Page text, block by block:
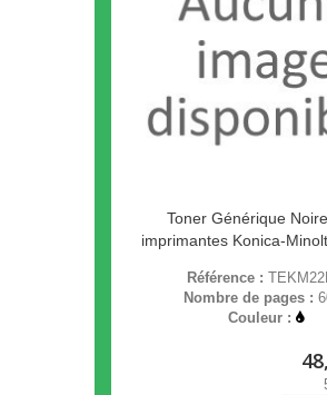
Toner Générique
imprimantes Konica-
Référence :
Nombre de pages :
Couleur :